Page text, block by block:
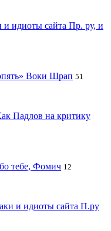
и идиоты сайта Пр. ру, и
Воки Шрап 51
Падлов на критику
тебе, Фомич 12
и идиоты сайта П.ру